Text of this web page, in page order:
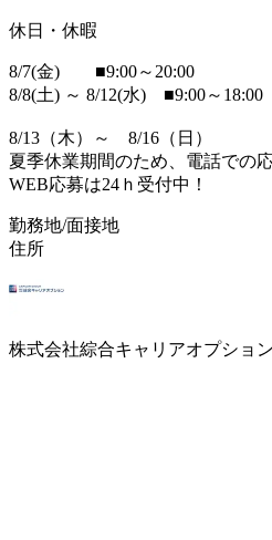
休日・休暇
8/7(金) ■9:00～20:00
8/8(土) ～ 8/12(水) ■9:00～18:00
8/13（木）～ 8/16（日）
夏季休業期間のため、電話での
WEB応募は24ｈ受付中！
勤務地/面接地
住所
株式会社綜合キャリアオプショ